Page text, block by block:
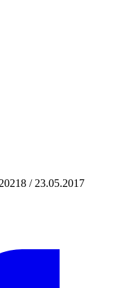
/ 23.05.2017